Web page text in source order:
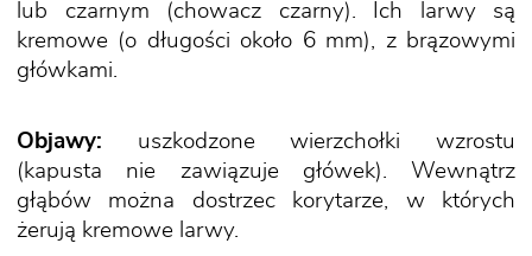
lub czarnym (chowacz czarny). Ich larwy są
kremowe (o długości około 6 mm), z brązowymi
główkami.
Objawy: uszkodzone wierzchołki wzrostu
(kapusta nie zawiązuje główek). Wewnątrz
głąbów można dostrzec korytarze, w których
żerują kremowe larwy.